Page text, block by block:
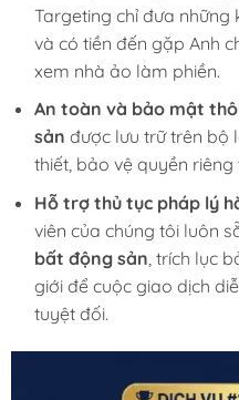
Targeting chỉ đưa những
và có tiền đến gặp Anh
xem nhà ảo làm phiền.
An toàn và bảo mật
sản được lưu trữ trên bộ
thiết, bảo vệ quyền riêng
Hỗ trợ thủ tục pháp lý
viên của chúng tôi luôn
bất động sản , trích lục
giới để cuộc giao dịch
tuyệt đối.